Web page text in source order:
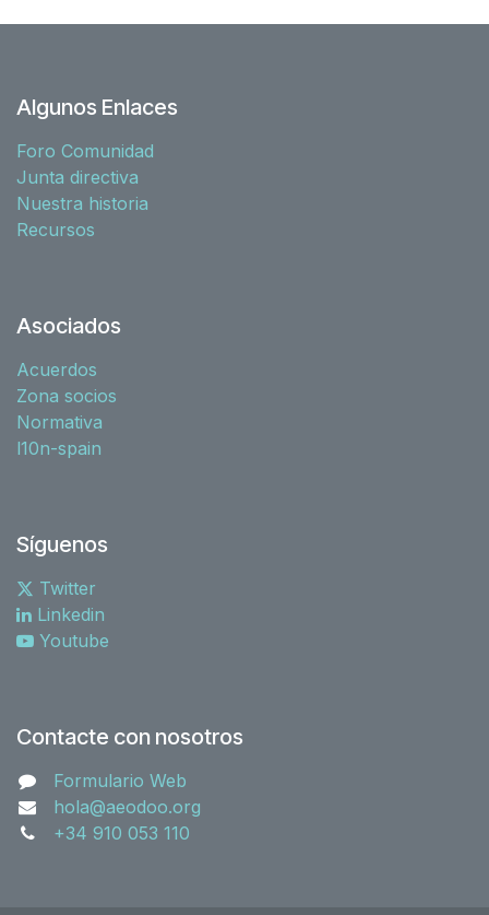
Algunos Enlaces
Foro Comunidad
Junta directiva
Nuestra historia
Recursos
Asociados
Acuerdos
Zona socios
Normativa
l10n-spain
Síguenos
Twitter
Linkedin
Youtube
Contacte con nosotros
Formulario Web
hola@aeodoo.org
+34 910 053 110